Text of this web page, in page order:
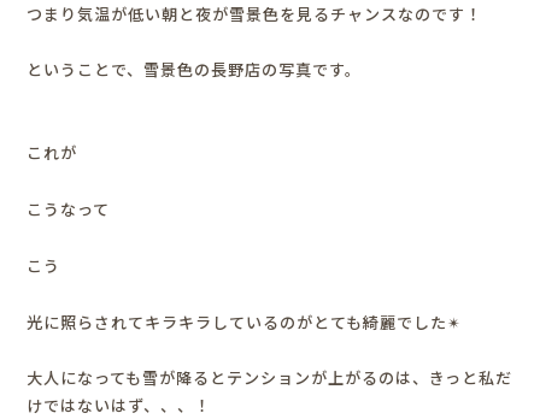
つまり気温が低い朝と夜が雪景色を見るチャンスなのです！
ということで、雪景色の長野店の写真です。
これが
こうなって
こう
光に照らされてキラキラしているのがとても綺麗でした✴︎
大人になっても雪が降るとテンションが上がるのは、きっと私だ
けではないはず、、、！